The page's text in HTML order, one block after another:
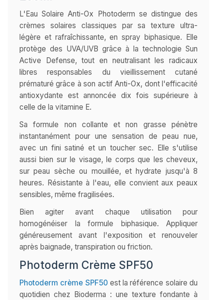
L'Eau Solaire Anti-Ox Photoderm se distingue des
crèmes solaires classiques par sa texture ultra-
légère et rafraîchissante, en spray biphasique. Elle
protège des UVA/UVB grâce à la technologie Sun
Active Defense, tout en neutralisant les radicaux
libres responsables du vieillissement cutané
prématuré grâce à son actif Anti-Ox, dont l'efficacité
antioxydante est annoncée dix fois supérieure à
celle de la vitamine E.
Sa formule non collante et non grasse pénètre
instantanément pour une sensation de peau nue,
avec un fini satiné et un toucher sec. Elle s'utilise
aussi bien sur le visage, le corps que les cheveux,
sur peau sèche ou mouillée, et hydrate jusqu'à 8
heures. Résistante à l'eau, elle convient aux peaux
sensibles, même fragilisées.
Bien agiter avant chaque utilisation pour
homogénéiser la formule biphasique. Appliquer
généreusement avant l'exposition et renouveler
après baignade, transpiration ou friction.
Photoderm Crème SPF50
Photoderm crème SPF50 est la référence solaire du
quotidien chez Bioderma : une texture fondante à